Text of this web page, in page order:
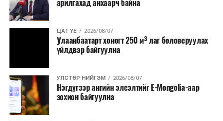
томилолт, гадаадын зочин хүлээн авах зардал;
Зайлшгүй шаардлагагүй тоног төхөөрөмж,
тавилга, автомашин худалдан авах;
Батлан хамгаалах, хууль зүйн салбараас бусад
Хуулиар заавал мэдээлэхээс бусад кино,
контент, хэвлэлийн зардал;
Заавал олгохоос бусад тэтгэмж, урамшуулал.
арилгахад анхаарч байна
ЦАГ ҮЕ 2026/08/07
Улаанбаатарт хоногт 250 м³ лаг боловсруулах
үйлдвэр байгуулна
УЛСТӨР НИЙГЭМ 2026/08/07
Нэгдүгээр ангийн элсэлтийг E-Mongolia-аар
зохион байгуулна